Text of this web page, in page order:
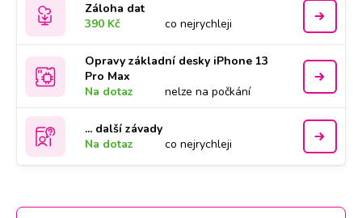
Záloha dat
390 Kč
co nejrychleji
Opravy základní desky iPhone 13
Pro Max
Na dotaz
nelze na počkání
... další závady
Na dotaz
co nejrychleji